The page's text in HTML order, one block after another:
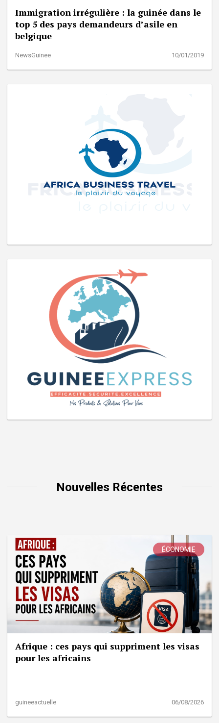
Immigration irrégulière : la guinée dans le
top 5 des pays demandeurs d’asile en
belgique
NewsGuinee 10/01/2019
Nouvelles Récentes
ÉCONOMIE
Afrique : ces pays qui suppriment les visas
pour les africains
guineeactuelle 06/08/2026